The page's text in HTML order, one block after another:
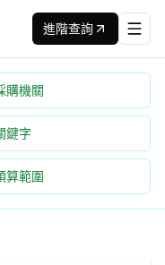
進階查詢
購機關
鍵字
算範圍
加工類) 招標公告 | 案
,及油脂 | 招標方式：